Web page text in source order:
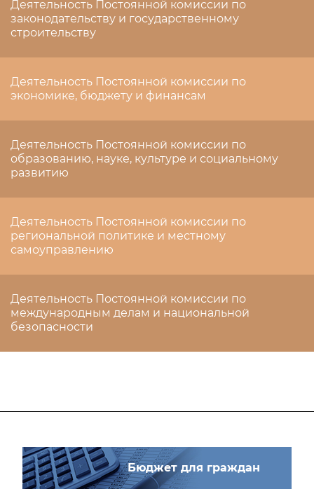
Деятельность Постоянной комиссии по
законодательству и государственному
строительству
Деятельность Постоянной комиссии по
экономике, бюджету и финансам
Деятельность Постоянной комиссии по
образованию, науке, культуре и социальному
развитию
Деятельность Постоянной комиссии по
региональной политике и местному
самоуправлению
Деятельность Постоянной комиссии по
международным делам и национальной
безопасности
Бюджет для граждан